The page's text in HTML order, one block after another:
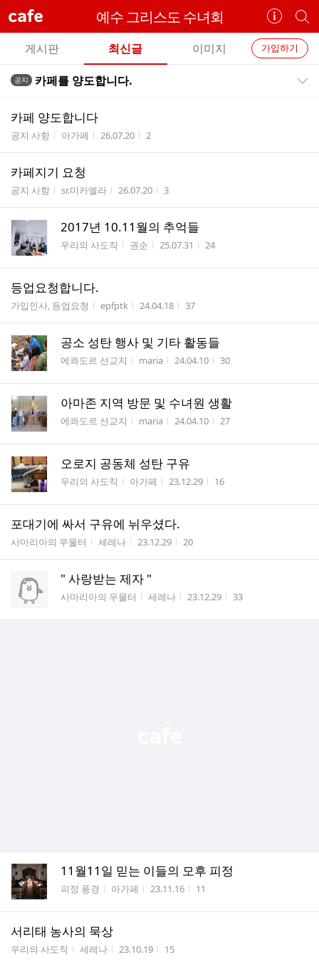
cafe 예수 그리스도 수녀회
카
페
정
보
개
별
카
페
검
카
페
메
뉴
가입하기
게시판 최신글 이미지
전
글
트
공지 카페를 양도합니다.
카페 양도합니다
게시판명
공지 사항 작성자
아가페 작성시간
26.07.20 조회수
2
카페지기 요청
게시판명
공지 사항 작성자
sr.미카엘라 작성시간
26.07.20 조회수
3
2017년 10.11월의 추억들
게시판명
우리의 사도직 작성자
권순 작성시간
25.07.31 조회수
24
등업요청합니다.
게시판명
가입인사, 등업요청 작성자
epfptk 작성시간
24.04.18 조회수
37
공소 성탄 행사 및 기타 활동들
게시판명
에콰도르 선교지 작성자
maria 작성시간
24.04.10 조회수
30
아마존 지역 방문 및 수녀원 생활
게시판명
에콰도르 선교지 작성자
maria 작성시간
24.04.10 조회수
27
오로지 공동체 성탄 구유
게시판명
우리의 사도직 작성자
아가페 작성시간
23.12.29 조회수
16
포대기에 싸서 구유에 뉘우셨다.
게시판명
사마리아의 우물터 작성자
세레나 작성시간
23.12.29 조회수
20
" 사랑받는 제자 "
게시판명
사마리아의 우물터 작성자
세레나 작성시간
23.12.29 조회수
33
11월11일 믿는 이들의 모후 피정
게시판명
피정 풍경 작성자
아가페 작성시간
23.11.16 조회수
11
서리태 농사의 묵상
게시판명
우리의 사도직 작성자
세레나 작성시간
23.10.19 조회수
15